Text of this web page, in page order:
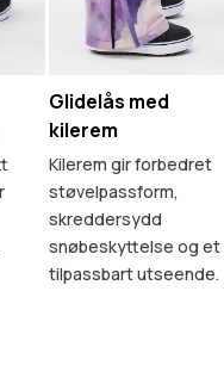
Glidelås med
kilerem
Kilerem gir forbedret
støvelpassform,
skreddersydd
snøbeskyttelse og et
tilpassbart utseende.